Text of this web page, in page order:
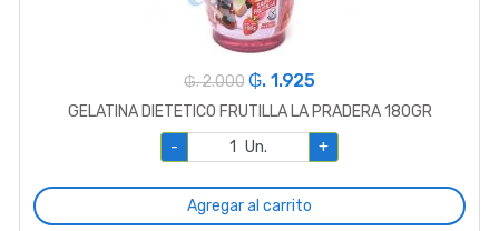
₲. 2.000 ₲. 1.925
GELATINA DIETETICO FRUTILLA LA PRADERA 180GR
-
Un. +
Agregar al carrito